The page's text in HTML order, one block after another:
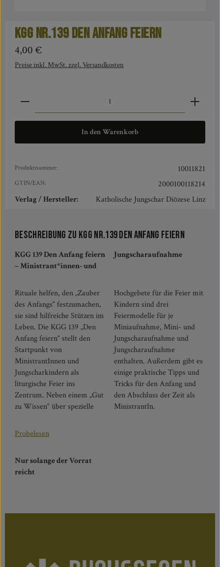
KGG Nr.139 Den Anfang feiern
Regulärer Preis:
4,00 €
Preise inkl. MwSt. zzgl. Versandkosten
Produkt Anzahl: Gib den gewünschten Wert ein oder
In den Warenkorb
Produktnummer: 10011821
GTIN/EAN:
2000100118214
Verlag / Hersteller:
Katholische Jungschar Diözese Linz
Beschreibung zu KGG Nr.139 Den Anfang feiern
KGG 139 Den Anfang feiern
– Ministrant*innen- und
Jungscharaufnahme
Rituale helfen, den „Zauber
des Anfangs“ festzumachen,
sie sind hilfreiche Stützen im
Leben. Die KGG 139 „Den
Anfang feiern“ stellt den
Startpunkt von
MinistrantInnen und
Jungscharkindern als
liturgische Feier ins
Zentrum. Neben einem „Gut
zu Wissen“ über spezielle
Hochgebete für die Feier mit
Kindern sind drei
Feiermodelle für je
Miniaufnahme, Mini- und
Jungscharaufnahme und
Jungscharaufnahme
enthalten. Außerdem gibt es
einige praktische Tipps und
Tricks für den Anfang und
den Abschluss der Zeit als
MinistrantIn.
Probelesen
Nur solange der Vorrat
reicht